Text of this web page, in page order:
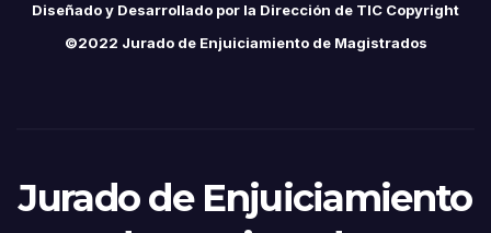
Diseñado y Desarrollado por la Dirección de TIC Copyright
©2022 Jurado de Enjuiciamiento de Magistrados
Jurado de Enjuiciamiento